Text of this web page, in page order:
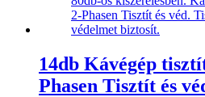
14db Kávégép
Phasen Tisztít és